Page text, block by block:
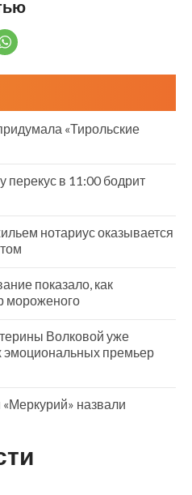
«Тирольские
перекус в 11:00 бодрит
нотариус оказывается
показало, как
мороженого
Волковой уже
эмоциональных премьер
назвали